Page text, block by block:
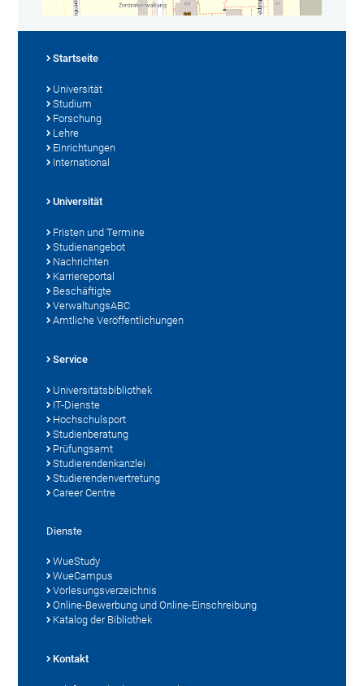
Startseite
Universität
Studium
Forschung
Lehre
Einrichtungen
International
Universität
Fristen und Termine
Studienangebot
Nachrichten
Karriereportal
Beschäftigte
VerwaltungsABC
Amtliche Veröffentlichungen
Service
Universitätsbibliothek
IT-Dienste
Hochschulsport
Studienberatung
Prüfungsamt
Studierendenkanzlei
Studierendenvertretung
Career Centre
Dienste
WueStudy
WueCampus
Vorlesungsverzeichnis
Online-Bewerbung und Online-Einschreibung
Katalog der Bibliothek
Kontakt